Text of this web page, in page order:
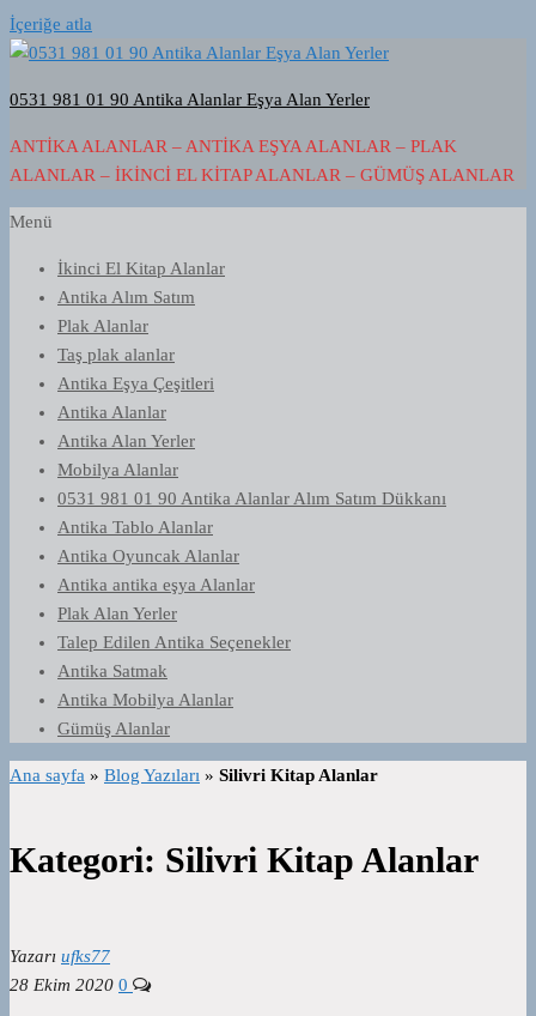
İçeriğe atla
0531 981 01 90 Antika Alanlar Eşya Alan Yerler
ANTIKA ALANLAR – ANTIKA EŞYA ALANLAR – PLAK
ALANLAR – İKINCI EL KITAP ALANLAR – GÜMÜŞ ALANLAR
Menü
İkinci El Kitap Alanlar
Antika Alım Satım
Plak Alanlar
Taş plak alanlar
Antika Eşya Çeşitleri
Antika Alanlar
Antika Alan Yerler
Mobilya Alanlar
0531 981 01 90 Antika Alanlar Alım Satım Dükkanı
Antika Tablo Alanlar
Antika Oyuncak Alanlar
Antika antika eşya Alanlar
Plak Alan Yerler
Talep Edilen Antika Seçenekler
Antika Satmak
Antika Mobilya Alanlar
Gümüş Alanlar
Ana sayfa » Blog Yazıları » Silivri Kitap Alanlar
Kategori: Silivri Kitap Alanlar
Yazarı ufks77
28 Ekim 2020 0